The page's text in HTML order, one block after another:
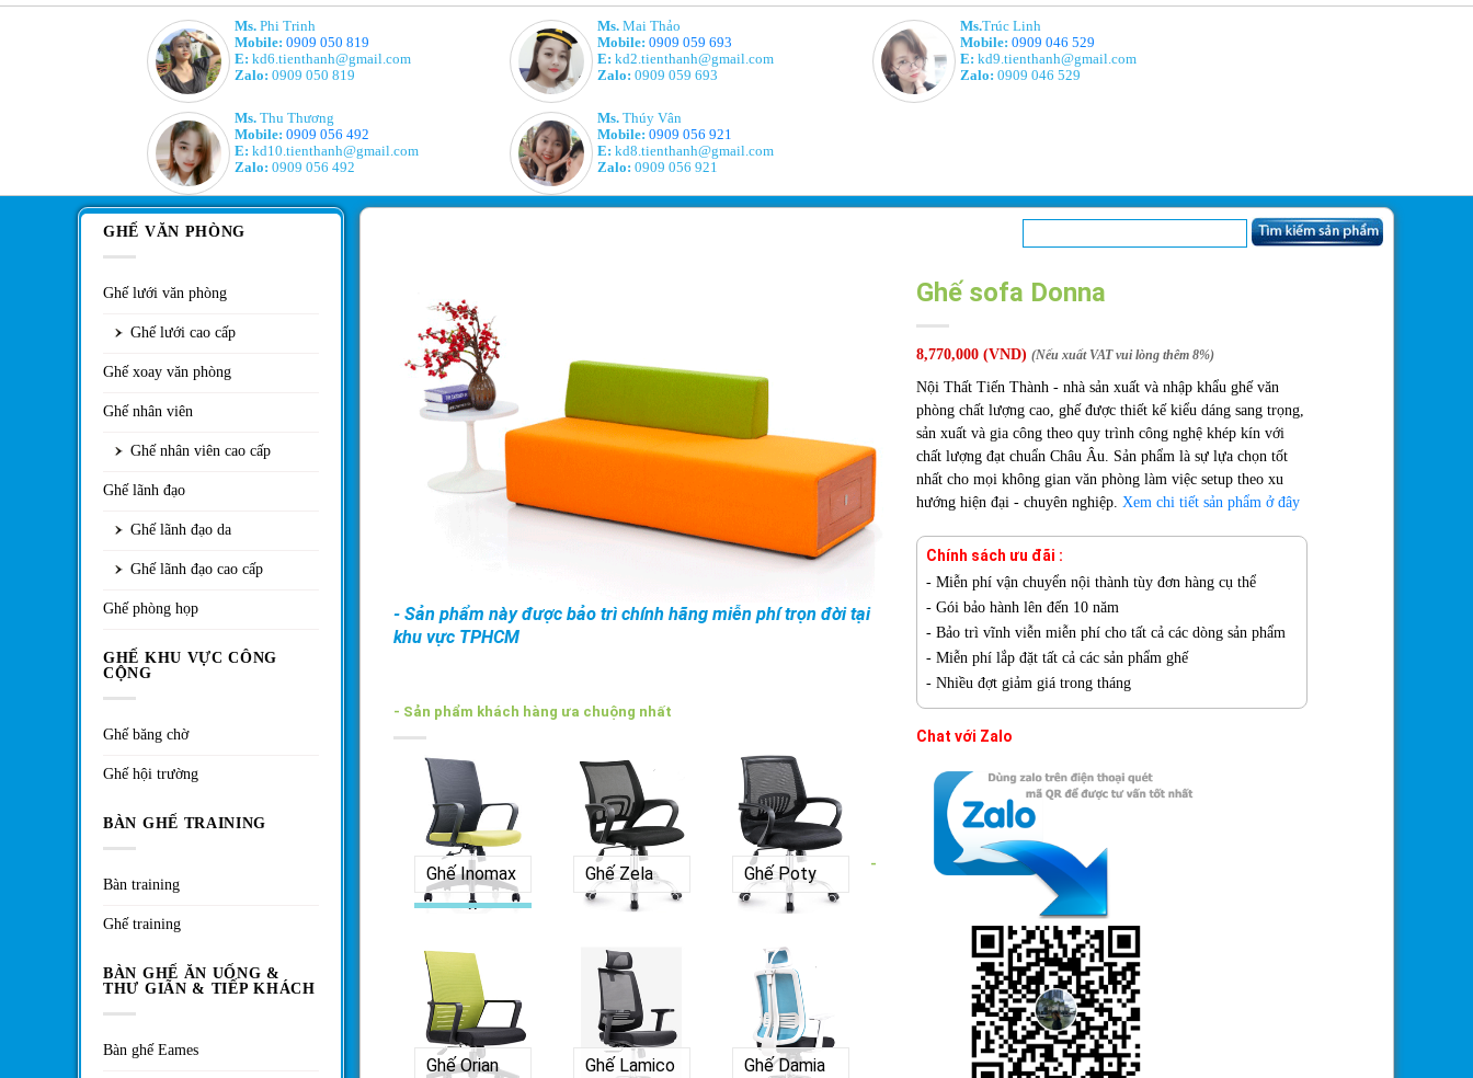
Ms. Phi Trinh
Mobile:0909 050 819
E: kd6.tienthanh@gmail.com
Zalo: 0909 050 819
Ms.Mai Thảo
Mobile: 0909 059 693
E: kd2.tienthanh@gmail.com
Zalo: 0909 059 693
Ms.Trúc Linh
Mobile: 0909 046 529
E: kd9.tienthanh@gmail.com
Zalo: 0909 046 529
Ms. Thu Thương
Mobile:0909 056 492
E: kd10.tienthanh@gmail.com
Zalo: 0909 056 492
Ms.Thúy Vân
Mobile: 0909 056 921
E: kd8.tienthanh@gmail.com
Zalo: 0909 056 921
- Sản phẩm này được bảo trì chính hãng miễn phí trọn đời tại
khu vực TPHCM
- Sản phẩm khách hàng ưa chuộng nhất
Ghế Inomax Ghế Zela Ghế Poty
Ghế Orian Ghế Lamico Ghế Damia
-
Ghế sofa Donna
8,770,000(VND) (Nếu xuất VAT vui lòng thêm 8%)
Nội Thất Tiến Thành - nhà sản xuất và nhập khẩu ghế văn
phòng chất lượng cao, ghế được thiết kế kiểu dáng sang trọng,
sản xuất và gia công theo quy trình công nghệ khép kín với
chất lượng đạt chuẩn Châu Âu. Sản phẩm là sự lựa chọn tốt
nhất cho mọi không gian văn phòng làm việc setup theo xu
hướng hiện đại - chuyên nghiệp. Xem chi tiết sản phẩm ở đây
Chính sách ưu đãi :
- Miễn phí vận chuyển nội thành tùy đơn hàng cụ thể
- Gói bảo hành lên đến 10 năm
- Bảo trì vĩnh viễn miễn phí cho tất cả các dòng sản phẩm
- Miễn phí lắp đặt tất cả các sản phẩm ghế
- Nhiều đợt giảm giá trong tháng
Chat với Zalo
GHẾ VĂN PHÒNG
Ghế lưới văn phòng
Ghế lưới cao cấp
Ghế xoay văn phòng
Ghế nhân viên
Ghế nhân viên cao cấp
Ghế lãnh đạo
Ghế lãnh đạo da
Ghế lãnh đạo cao cấp
Ghế phòng họp
GHẾ KHU VỰC CÔNG
CỘNG
Ghế băng chờ
Ghế hội trường
BÀN GHẾ TRAINING
Bàn training
Ghế training
BÀN GHẾ ĂN UỐNG &
THƯ GIÃN & TIẾP KHÁCH
Bàn ghế Eames